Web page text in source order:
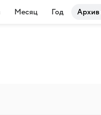
Месяц Год Архив